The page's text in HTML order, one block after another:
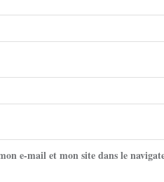
e-mail et mon site dans le